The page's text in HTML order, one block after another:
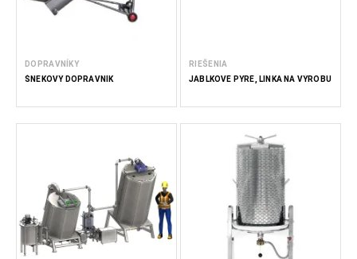
DOPRAVNÍKY
ŠNEKOVÝ DOPRAVNÍK
RIEŠENIA
JABLKOVÉ PYRÉ, LINKA NA VÝROBU